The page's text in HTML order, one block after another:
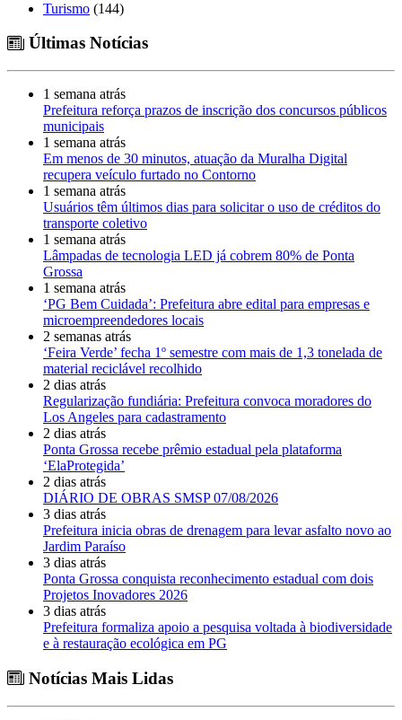
Turismo (144)
Últimas Notícias
1 semana atrás
Prefeitura reforça prazos de inscrição dos concursos públicos
municipais
1 semana atrás
Em menos de 30 minutos, atuação da Muralha Digital
recupera veículo furtado no Contorno
1 semana atrás
Usuários têm últimos dias para solicitar o uso de créditos do
transporte coletivo
1 semana atrás
Lâmpadas de tecnologia LED já cobrem 80% de Ponta
Grossa
1 semana atrás
‘PG Bem Cuidada’: Prefeitura abre edital para empresas e
microempreendedores locais
2 semanas atrás
‘Feira Verde’ fecha 1º semestre com mais de 1,3 tonelada de
material reciclável recolhido
2 dias atrás
Regularização fundiária: Prefeitura convoca moradores do
Los Angeles para cadastramento
2 dias atrás
Ponta Grossa recebe prêmio estadual pela plataforma
‘ElaProtegida’
2 dias atrás
DIÁRIO DE OBRAS SMSP 07/08/2026
3 dias atrás
Prefeitura inicia obras de drenagem para levar asfalto novo ao
Jardim Paraíso
3 dias atrás
Ponta Grossa conquista reconhecimento estadual com dois
Projetos Inovadores 2026
3 dias atrás
Prefeitura formaliza apoio a pesquisa voltada à biodiversidade
e à restauração ecológica em PG
Notícias Mais Lidas